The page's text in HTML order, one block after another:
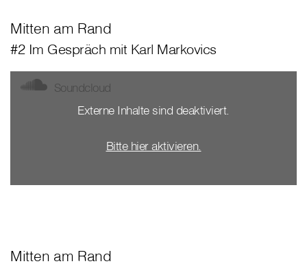
Mitten am Rand
#2 Im Gespräch mit Karl Markovics
Soundcloud
Externe Inhalte sind deaktiviert.
Bitte hier aktivieren.
Mitten am Rand